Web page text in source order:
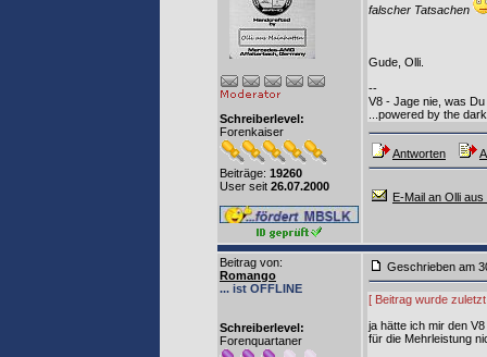
Schreiberlevel:
Forenkaiser
Beiträge: 19260
User seit 26.07.2000
falscher Tatsachen
Gude, Olli.
--
V8 - Jage nie, was
...powered by the
Antworten
E-Mail an Olli
Beitrag von:
Romango
... ist OFFLINE
Schreiberlevel:
Forenquartaner
Geschrieben am
[ Beitrag wurde
ja hätte ich mir den
für die Mehrleistung